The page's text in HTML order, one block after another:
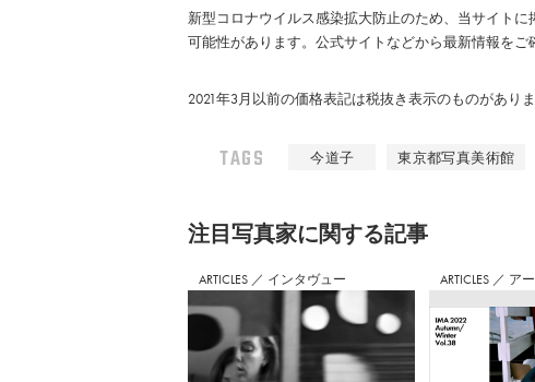
新型コロナウイルス感染拡大防止のため、当サイト
可能性があります。公式サイトなどから最新情報をご
2021年3月以前の価格表記は税抜き表示のものがあり
TAGS 今道子 東京都写真美術館
注⽬写真家に関する記事
ARTICLES ／ インタヴュー ARTICLES ／ ア